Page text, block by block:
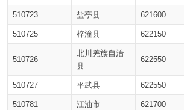
510723 盐亭县 621600
510725 梓潼县 622150
510726
北川羌族自治
县
622550
510727 平武县 622550
510781 江油市 621700